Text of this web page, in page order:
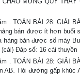
. TOÁN BÀI 28: GIẢI
bán được ít hơn buổi
hàng bán được số máy
Đáp số: 16 cái thuyền
. TOÁN BÀI 28: GIẢI
AB. Hỏi đường gấp